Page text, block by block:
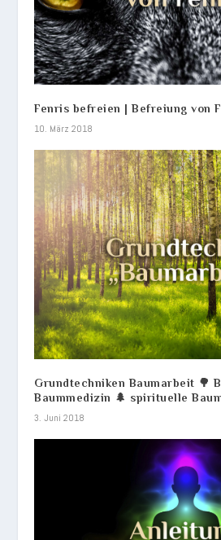
Fenris befreien | Befreiung von
10. März 2018
Grundtechniken Baumarbeit 🌳
Baummedizin 🌲 spirituelle
3. Juni 2018